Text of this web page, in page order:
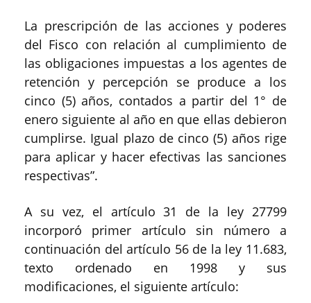
La prescripción de las acciones y poderes
del Fisco con relación al cumplimiento de
las obligaciones impuestas a los agentes de
retención y percepción se produce a los
cinco (5) años, contados a partir del 1° de
enero siguiente al año en que ellas debieron
cumplirse. Igual plazo de cinco (5) años rige
para aplicar y hacer efectivas las sanciones
respectivas”.
A su vez, el artículo 31
de la ley 27799
incorporó primer artículo sin número a
continuación del artículo 56 de la ley 11.683,
texto ordenado en 1998 y sus
modificaciones, el siguiente artículo: